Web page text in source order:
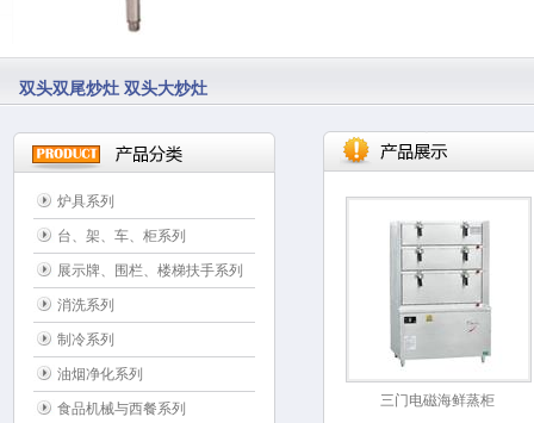
双头双尾炒灶 双头大炒灶
炉具系列
台、架、车、柜系列
展示牌、围栏、楼梯扶手系列
消洗系列
制冷系列
油烟净化系列
食品机械与西餐系列 三门电磁海鲜蒸柜